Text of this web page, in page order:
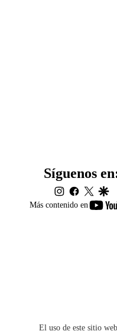
Más contenido en
Síguenos
instagram
facebook
twitter
El uso de este sitio